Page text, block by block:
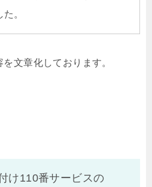
。
文章化しております。
け110番サービスの